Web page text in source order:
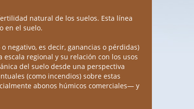
natural de los suelos. Esta línea
en el suelo.
negativo, es decir, ganancias o pérdidas)
regional y su relación con los usos
del suelo desde una perspectiva
(como incendios) sobre estas
abonos húmicos comerciales— y